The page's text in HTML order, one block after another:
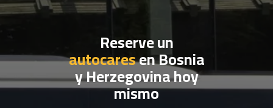
Reserve un
autocaresen Bosnia
y Herzegovina hoy
mismo